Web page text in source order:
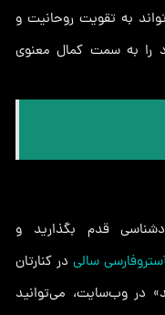
به تقویت روحانیت و
را به سمت کمال معنوی
قدم بگذارید و
سالی در کنارتان
در وب‌سایت، می‌توانید